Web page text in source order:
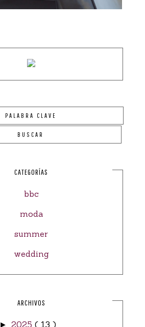
CATEGORÍAS
bbc
moda
summer
wedding
ARCHIVOS
► 2025 ( 13 )